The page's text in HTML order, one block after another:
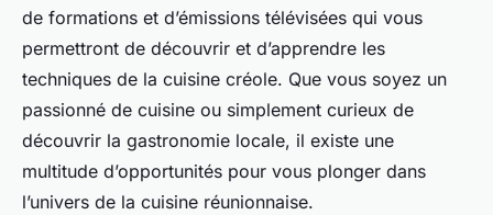
de formations et d’émissions télévisées qui vous
permettront de découvrir et d’apprendre les
techniques de la cuisine créole. Que vous soyez un
passionné de cuisine ou simplement curieux de
découvrir la gastronomie locale, il existe une
multitude d’opportunités pour vous plonger dans
l’univers de la cuisine réunionnaise.